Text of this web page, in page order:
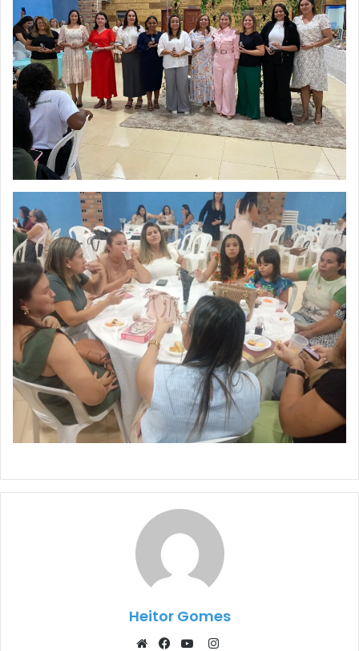
Heitor Gomes
Instagram